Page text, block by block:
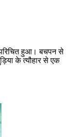
परिचित हुआ। बचपन से
के त्यौहार से एक